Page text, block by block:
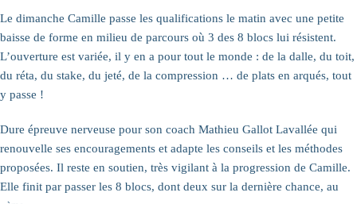
Le dimanche Camille passe les qualifications le matin avec une petite
baisse de forme en milieu de parcours où 3 des 8 blocs lui résistent.
L’ouverture est variée, il y en a pour tout le monde : de la dalle, du toit,
du réta, du stake, du jeté, de la compression … de plats en arqués, tout
y passe !
Dure épreuve nerveuse pour son coach Mathieu Gallot Lavallée qui
renouvelle ses encouragements et adapte les conseils et les méthodes
proposées. Il reste en soutien, très vigilant à la progression de Camille.
Elle finit par passer les 8 blocs, dont deux sur la dernière chance, au